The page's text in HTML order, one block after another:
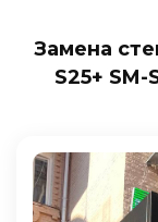
Замена
S25+